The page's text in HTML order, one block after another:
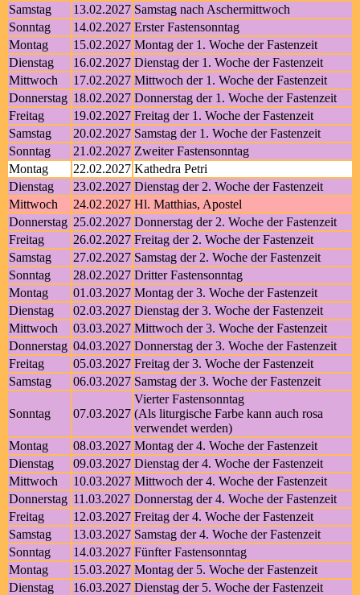
Samstag
13.02.2027 Samstag nach Aschermittwoch
Sonntag
14.02.2027 Erster Fastensonntag
Montag
15.02.2027 Montag der 1. Woche der Fastenzeit
Dienstag
16.02.2027 Dienstag der 1. Woche der Fastenzeit
Mittwoch
17.02.2027 Mittwoch der 1. Woche der Fastenzeit
Donnerstag 18.02.2027 Donnerstag der 1. Woche der Fastenzeit
Freitag
19.02.2027 Freitag der 1. Woche der Fastenzeit
Samstag
20.02.2027 Samstag der 1. Woche der Fastenzeit
Sonntag
21.02.2027 Zweiter Fastensonntag
Montag
22.02.2027 Kathedra Petri
Dienstag
23.02.2027 Dienstag der 2. Woche der Fastenzeit
Mittwoch
24.02.2027 Hl. Matthias, Apostel
Donnerstag 25.02.2027 Donnerstag der 2. Woche der Fastenzeit
Freitag
26.02.2027 Freitag der 2. Woche der Fastenzeit
Samstag
27.02.2027 Samstag der 2. Woche der Fastenzeit
Sonntag
28.02.2027 Dritter Fastensonntag
Montag
01.03.2027 Montag der 3. Woche der Fastenzeit
Dienstag
02.03.2027 Dienstag der 3. Woche der Fastenzeit
Mittwoch
03.03.2027 Mittwoch der 3. Woche der Fastenzeit
Donnerstag 04.03.2027 Donnerstag der 3. Woche der Fastenzeit
Freitag
05.03.2027 Freitag der 3. Woche der Fastenzeit
Samstag
06.03.2027 Samstag der 3. Woche der Fastenzeit
Sonntag 07.03.2027
Vierter Fastensonntag
(Als liturgische Farbe kann auch rosa
verwendet werden)
Montag
08.03.2027 Montag der 4. Woche der Fastenzeit
Dienstag
09.03.2027 Dienstag der 4. Woche der Fastenzeit
Mittwoch
10.03.2027 Mittwoch der 4. Woche der Fastenzeit
Donnerstag 11.03.2027 Donnerstag der 4. Woche der Fastenzeit
Freitag
12.03.2027 Freitag der 4. Woche der Fastenzeit
Samstag
13.03.2027 Samstag der 4. Woche der Fastenzeit
Sonntag
14.03.2027 Fünfter Fastensonntag
Montag
15.03.2027 Montag der 5. Woche der Fastenzeit
Dienstag
16.03.2027 Dienstag der 5. Woche der Fastenzeit